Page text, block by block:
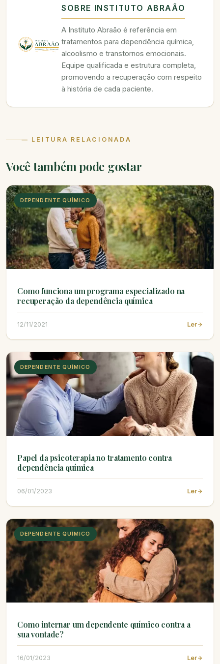
SOBRE INSTITUTO ABRAÃO
A Instituto Abraão é referência em
tratamentos para dependência química,
alcoolismo e transtornos emocionais.
Equipe qualificada e estrutura completa,
promovendo a recuperação com respeito
à história de cada paciente.
— LEITURA RELACIONADA
Você também pode gostar
DEPENDENTE QUÍMICO
Como funciona um programa especializado na
recuperação da dependência química
12/11/2021 Ler
DEPENDENTE QUÍMICO
Papel da psicoterapia no tratamento contra
dependência química
06/01/2023 Ler
DEPENDENTE QUÍMICO
Como internar um dependente químico contra a
sua vontade?
16/01/2023 Ler